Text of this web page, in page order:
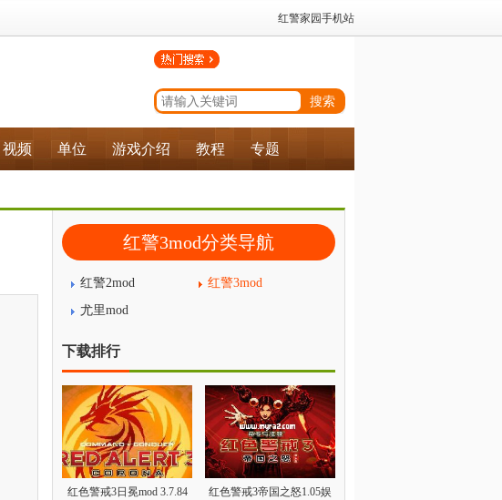
红警家园手机站
视频 单位 游戏介绍 教程 专题
红警3mod分类导航
红警2mod
红警3mod
尤里mod
下载排行
红色警戒3日冕mod 3.7.84
红色警戒3帝国之怒1.05娱